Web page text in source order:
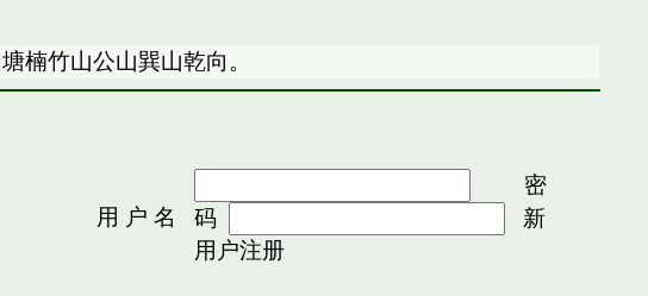
楠竹山公山巽山乾向。
用 户 名
密
码
新
用户注册